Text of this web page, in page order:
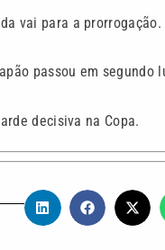
vai para a prorrogação.
passou em segundo
decisiva na Copa.